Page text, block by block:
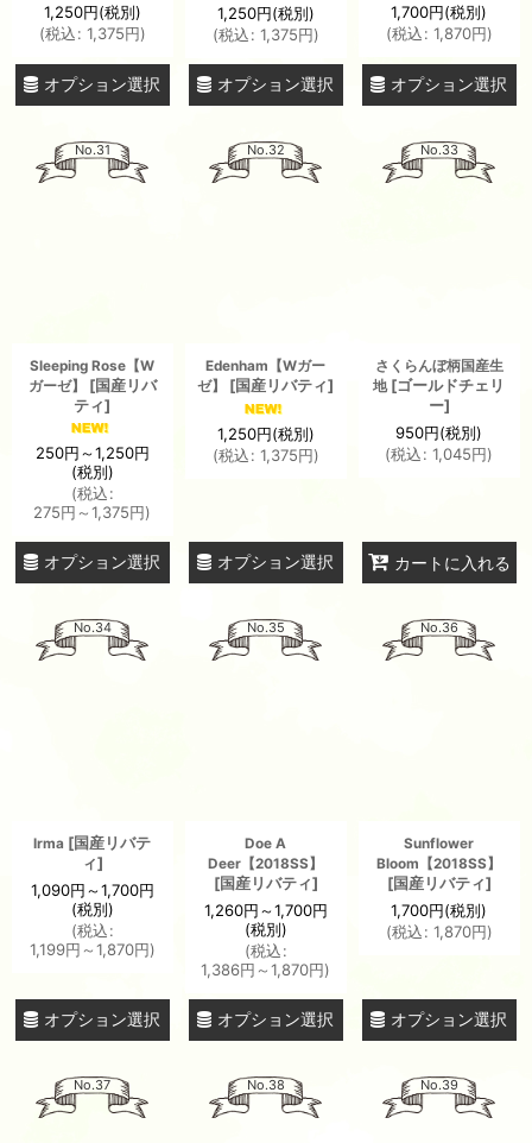
1,250円(税別)
(税込: 1,375円)
オプション選択
1,250円(税別)
(税込: 1,375円)
オプション選択
1,700円(税別)
(税込: 1,870円)
オプション選択
No.31
Sleeping Rose【W
ガーゼ】
[国産リバ
ティ]
250円～1,250円
(税別)
(税込:
275円 ～1,375円)
オプション選択
No.32
Edenham【Wガー
ゼ】
[国産リバティ]
1,250円(税別)
(税込: 1,375円)
オプション選択
No.33
さくらんぼ柄国産生
地 [ゴールドチェリ
ー]
950円(税別)
(税込: 1,045円)
カートに入れる
No.34
Irma [国産リバテ
ィ]
1,090円～1,700円
(税別)
(税込:
1,199円 ～1,870円)
オプション選択
No.35
Doe A
Deer【2018SS】
[国産リバティ]
1,260円～1,700円
(税別)
(税込:
1,386円 ～1,870円)
オプション選択
No.36
Sunflower
Bloom【2018SS】
[国産リバティ]
1,700円(税別)
(税込: 1,870円)
オプション選択
No.37 No.38 No.39